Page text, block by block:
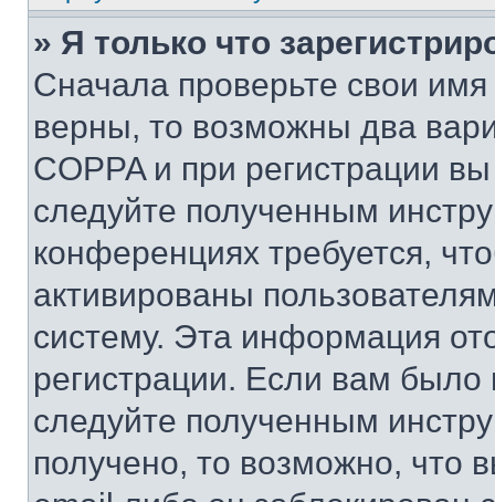
» Я только что
Сначала проверьте свои
верны, то возможны два
COPPA и при регистрации
следуйте полученным
конференциях требуется,
активированы
систему. Эта информация
регистрации. Если вам
следуйте полученным
получено, то возможно, что